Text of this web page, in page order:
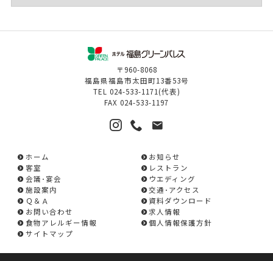
〒960-8068
福島県福島市太田町13番53号
TEL 024-533-1171(代表)
FAX 024-533-1197
ホーム
お知らせ
客室
レストラン
会議･宴会
ウエディング
施設案内
交通･アクセス
Ｑ＆Ａ
資料ダウンロード
お問い合わせ
求人情報
食物アレルギー情報
個人情報保護方針
サイトマップ